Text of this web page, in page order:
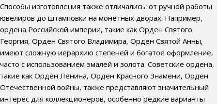
Способы изготовления также отличались: от ручной работы
ювелиров до штамповки на монетных дворах. Например,
ордена Российской империи, такие как Орден Святого
Георгия, Орден Святого Владимира, Орден Святой Анны,
имеют сложную иерархию степеней и богатое оформление,
часто с использованием эмалей и золота. Советские ордена,
такие как Орден Ленина, Орден Красного Знамени, Орден
Отечественной войны, также представляют значительный
интерес для коллекционеров, особенно редкие варианты